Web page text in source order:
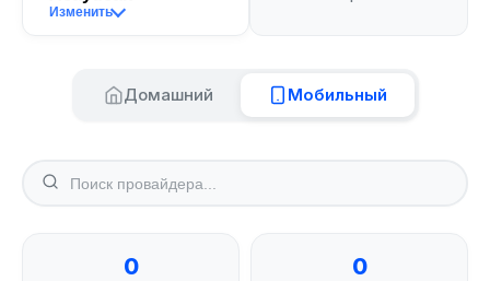
Изменить
Домашний Мобильный
0 0